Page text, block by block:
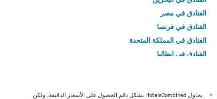
الفنادق في مصر
الفنادق في فرنسا
الفنادق في المملكة المتحدة
الفنادق في إيطاليا
* يحاول HotelsCombined بشكل دائم الحصول على الأسعار الدقيقة، ولكن